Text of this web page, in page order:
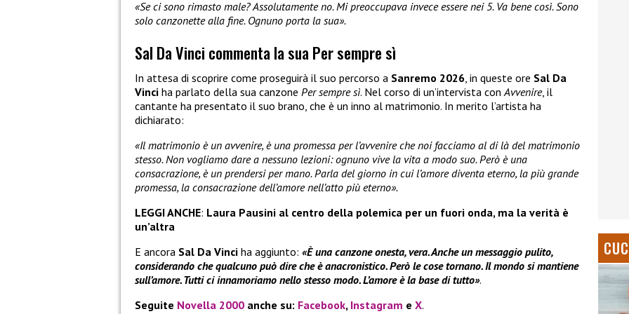
«Se ci sono rimasto male? Assolutamente no. Mi preoccupava invece essere nei 5. Va bene così. Sono
solo canzonette alla fine. Ognuno porta la sua».
Sal Da Vinci commenta la sua Per sempre sì
In attesa di scoprire come proseguirà il suo percorso a Sanremo 2026 , in queste ore Sal Da
Vinci ha parlato della sua canzone Per sempre sì. Nel corso di un’intervista con Avvenire, il
cantante ha presentato il suo brano, che è un inno al matrimonio. In merito l’artista ha
dichiarato:
«Il matrimonio è un avvenire, è una promessa per l’avvenire che noi facciamo al di là del matrimonio
stesso. Non vogliamo dare a nessuno lezioni: ognuno vive la vita a modo suo. Però è una
consacrazione, è un prendersi per mano. Parla del giorno in cui l’amore diventa eterno, la più grande
promessa, la consacrazione dell’amore nell’atto più eterno».
LEGGI ANCHE: Laura Pausini al centro della polemica per un fuori onda, ma la verità è
un’altra
E ancora Sal Da Vinci ha aggiunto: «È una canzone onesta, vera. Anche un messaggio pulito,
considerando che qualcuno può dire che è anacronistico. Però le cose tornano. Il mondo si mantiene
sull’amore. Tutti ci innamoriamo nello stesso modo. L’amore è la base di tutto».
Seguite Novella 2000 anche su: Facebook, Instagram e X.